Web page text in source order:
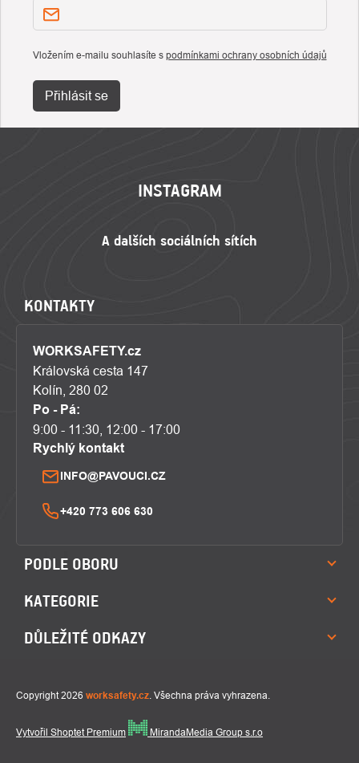
Vložením e-mailu souhlasíte s podmínkami ochrany osobních údajů
Přihlásit se
INSTAGRAM
KONTAKTY
WORKSAFETY.cz
Královská cesta 147
Kolín, 280 02
Po - Pá:
9:00 - 11:30, 12:00 - 17:00
Rychlý kontakt
INFO@PAVOUCI.CZ
+420 773 606 630
PODLE OBORU
KATEGORIE
DŮLEŽITÉ ODKAZY
Vytvořil Shoptet Premium MirandaMedia Group s.r.o
Copyright 2026 worksafety.cz. Všechna práva vyhrazena.